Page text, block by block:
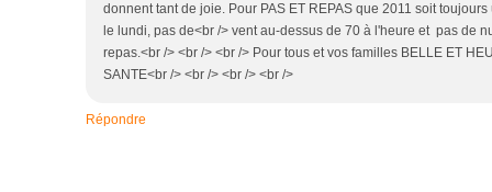
donnent tant de joie. Pour PAS ET REPAS que 2011 soit
le lundi, pas de<br /> vent au-dessus de 70 à l'heure et pas de
repas.<br /> <br /> <br /> Pour tous et vos familles BELLE ET
SANTE<br /> <br /> <br /> <br />
Répondre